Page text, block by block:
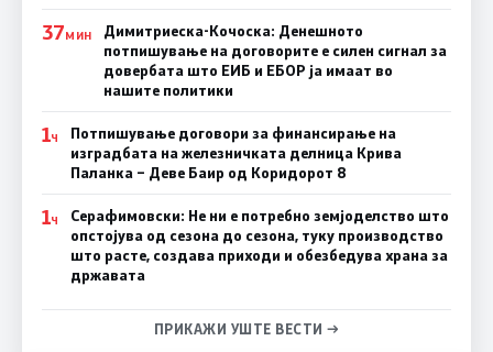
37МИН
Димитриеска-Кочоска: Денешното
потпишување на договорите е силен сигнал за
довербата што ЕИБ и ЕБОР ја имаат во
нашите политики
1Ч
Потпишување договори за финансирање на
изградбата на железничката делница Крива
Паланка – Деве Баир од Коридорот 8
1Ч
Серафимовски: Не ни е потребно земјоделство што
опстојува од сезона до сезона, туку производство
што расте, создава приходи и обезбедува храна за
државата
ПРИКАЖИ УШТЕ ВЕСТИ →